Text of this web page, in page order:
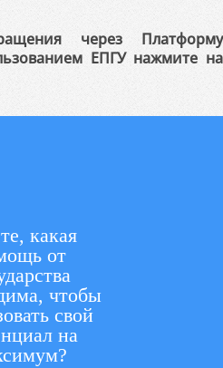
через Платформу
ЕПГУ нажмите на
какая
от
чтобы
свой
на